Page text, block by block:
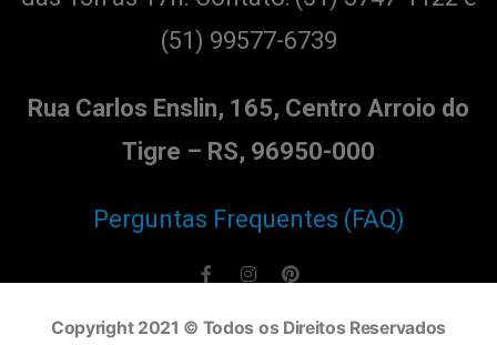
(51) 99577-6739
Rua Carlos Enslin, 165, Centro Arroio do
Tigre – RS, 96950-000
Perguntas Frequentes (FAQ)
Copyright 2021 © Todos os Direitos Reservados